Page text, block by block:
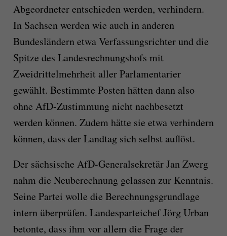
Abgeordneter entschieden werden, verhindern.
In Sachsen werden wie auch in anderen
Bundesländern etwa Verfassungsrichter und die
Spitze des Landesrechnungshofs mit
Zweidrittelmehrheit aller Parlamentarier
gewählt. Bestimmte Posten hätten dann also
ohne AfD-Zustimmung nicht nachbesetzt
werden können. Zudem hätte sie etwa verhindern
können, dass der Landtag sich selbst auflöst.
Der sächsische AfD-Generalsekretär Jan Zwerg
nahm die Neuberechnung gelassen zur Kenntnis.
Seine Partei wolle die Berechnungsgrundlage
intern überprüfen. Landesparteichef Jörg Urban
betonte, dass ihm vor allem die Frage der